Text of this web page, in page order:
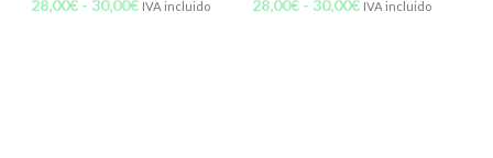
28,00€ - 30,00€ IVA incluido 28,00€ - 30,00€ IVA incluido